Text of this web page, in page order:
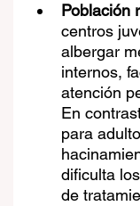
Población
centros
albergar
internos,
atención
En
para
dificulta
de